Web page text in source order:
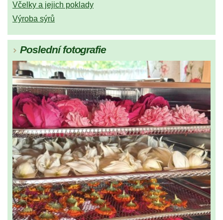
Včelky a jejich poklady
Výroba sýrů
Poslední fotografie